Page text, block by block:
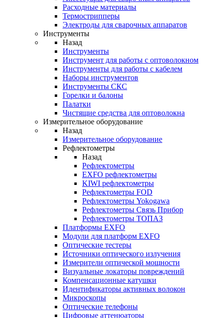
Расходные материалы
Термострипперы
Электроды для сварочных аппаратов
Инструменты
Назад
Инструменты
Инструмент для работы с оптоволокном
Инструменты для работы с кабелем
Наборы инструментов
Инструменты СКС
Горелки и балоны
Палатки
Чистящие средства для оптоволокна
Измерительное оборудование
Назад
Измерительное оборудование
Рефлектометры
Назад
Рефлектометры
EXFO рефлектометры
KIWI рефлектометры
Рефлектометры FOD
Рефлектометры Yokogawa
Рефлектометры Связь Прибор
Рефлектометры ТОПАЗ
Платформы EXFO
Модули для платформ EXFO
Оптические тестеры
Источники оптического излучения
Измерители оптической мощности
Визуальные локаторы повреждений
Компенсационные катушки
Идентификаторы активных волокон
Микроскопы
Оптические телефоны
Цифровые аттенюаторы